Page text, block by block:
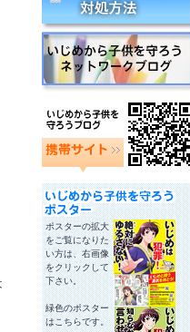
ポスターの拡大
をご覧になりた
い方は、右画像
をクリックして
下さい。
緑色のポスター
はこちらです。